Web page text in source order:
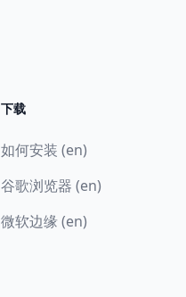
下载
如何安装 (en)
谷歌浏览器 (en)
微软边缘 (en)